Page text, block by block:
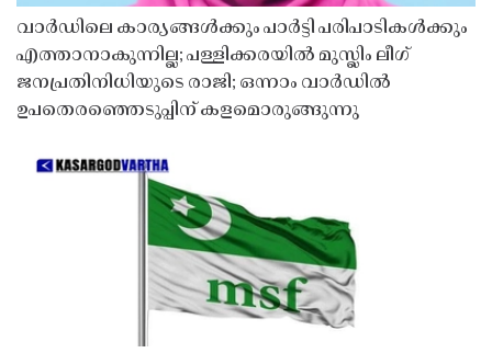
വാർഡിലെ കാര്യങ്ങൾക്കും പാർട്ടി പരിപാടികൾക്കും
എത്താനാകുന്നില്ല; പള്ളിക്കരയിൽ മുസ്ലിം ലീഗ്
ജനപ്രതിനിധിയുടെ രാജി; ഒന്നാം വാർഡിൽ
ഉപതെരഞ്ഞെടുപ്പിന് കളമൊരുങ്ങുന്നു